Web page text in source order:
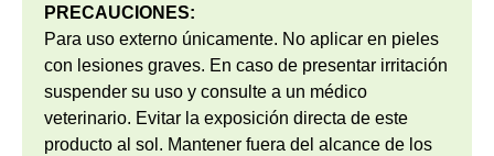
PRECAUCIONES:
Para uso externo únicamente. No aplicar en pieles
con lesiones graves. En caso de presentar irritación
suspender su uso y consulte a un médico
veterinario. Evitar la exposición directa de este
producto al sol. Mantener fuera del alcance de los